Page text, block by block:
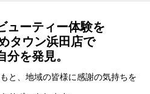
ューティー体験を
タウン浜田店で
分を発見。
と、地域の皆様に感謝の気持ちを